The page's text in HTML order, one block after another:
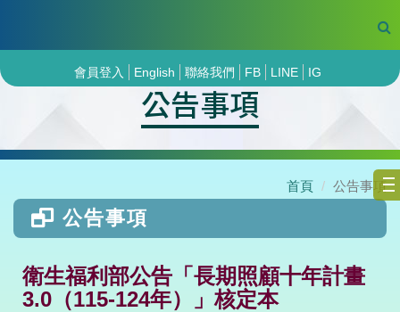
會員登入 English 聯絡我們 FB LINE IG
公告事項
首頁 公告事項
公告事項
衛生福利部公告「長期照顧十年計畫
3.0（115-124年）」核定本